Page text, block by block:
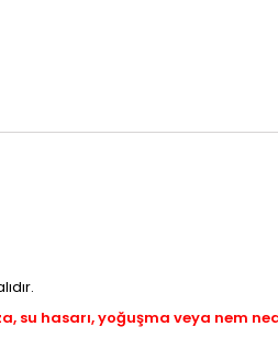
su hasarı, yoğuşma veya nem